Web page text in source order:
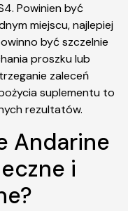
Powinien być
miejscu, najlepiej
być szczelnie
proszku lub
zaleceń
suplementu to
rezultatów.
Andarine
i